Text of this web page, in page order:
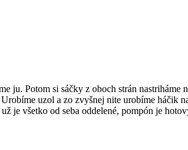
ju. Potom si sáčky z oboch strán nastriháme
uzol a zo zvyšnej nite urobíme háčik
je všetko od seba oddelené, pompón je